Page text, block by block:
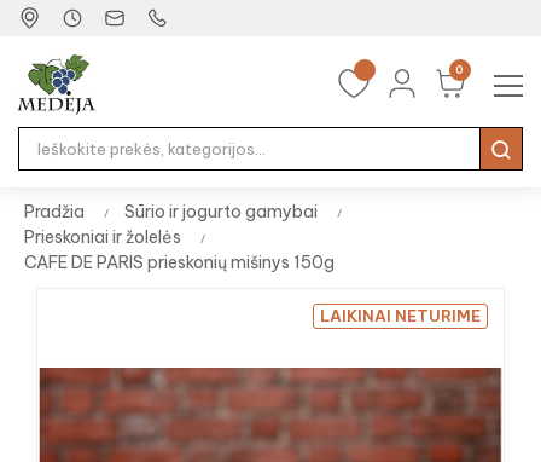
0
☰
Pradžia
Sūrio ir jogurto gamybai
Prieskoniai ir žolelės
CAFE DE PARIS prieskonių mišinys 150g
LAIKINAI NETURIME